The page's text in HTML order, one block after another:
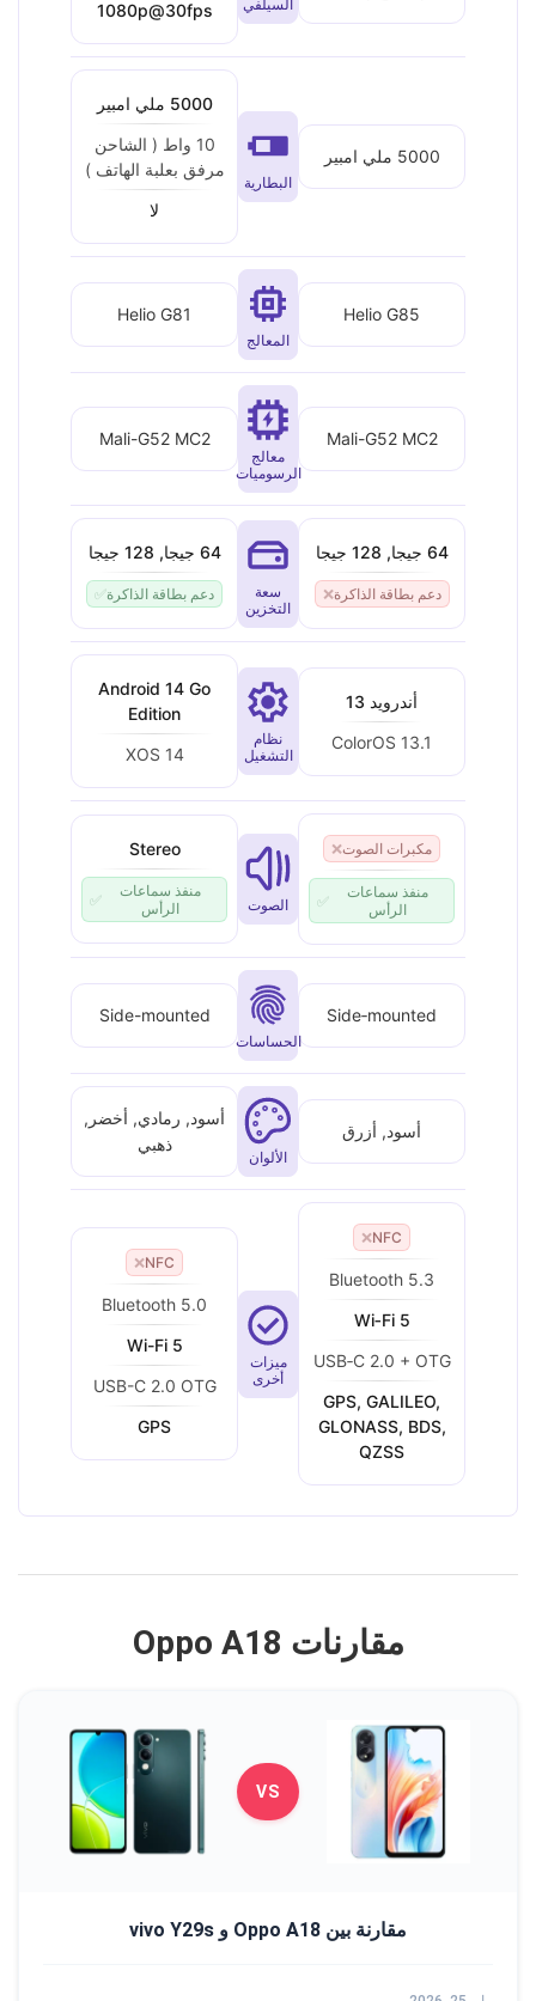
السيلفي
1080p@30fps
5000 ملي امبير
البطارية
5000 ملي امبير
10 واط ( الشاحن
مرفق بعلبة الهاتف )
لا
Helio G85
المعالج
Helio G81
Mali-G52 MC2
معالج
الرسوميات
Mali-G52 MC2
64 جيجا, 128 جيجا
دعم بطاقة الذاكرة❌
سعة
التخزين
64 جيجا, 128 جيجا
دعم بطاقة الذاكرة✅
أندرويد 13
ColorOS 13.1
نظام
التشغيل
Android 14 Go
Edition
XOS 14
مكبرات الصوت❌
منفذ سماعات
الرأس
✅ الصوت
Stereo
منفذ سماعات
الرأس
✅
Side‑mounted
الحساسات
Side-mounted
أسود, أزرق
الألوان
أسود, رمادي, أخضر,
ذهبي
NFC
❌
Bluetooth 5.3
Wi‑Fi 5
USB‑C 2.0 + OTG
GPS, GALILEO,
GLONASS, BDS,
QZSS
ميزات
أخرى
NFC
❌
Bluetooth 5.0
Wi-Fi 5
USB-C 2.0 OTG
GPS
مقارنات Oppo A18
VS
مقارنة بين Oppo A18 و vivo Y29s